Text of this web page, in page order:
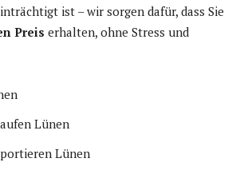
ist – wir sorgen dafür, dass Sie
Preis erhalten, ohne Stress und
Lünen
Lünen